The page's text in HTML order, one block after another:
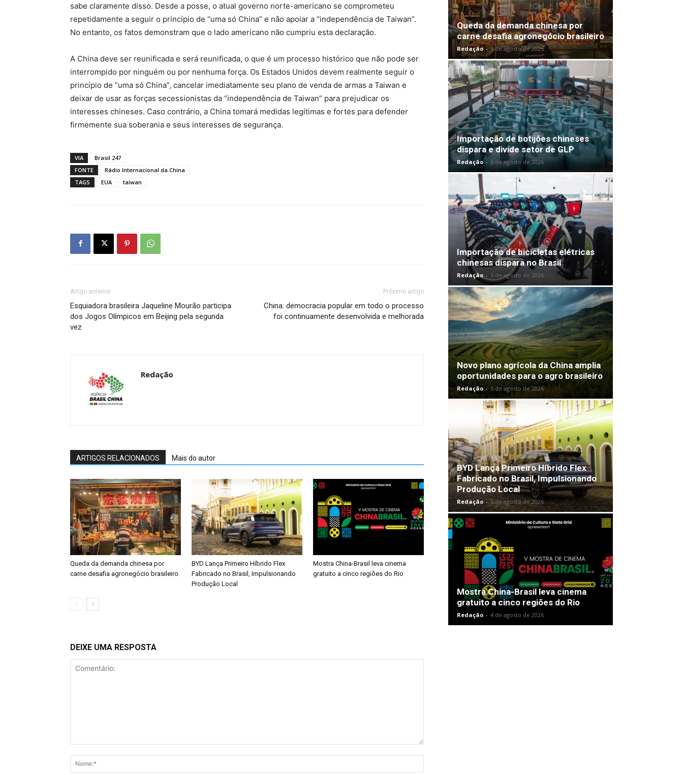
sabe claramente disso. Desde a posse, o atual governo norte-americano se comprometeu
repetidamente a seguir o princípio de “uma só China” e não apoiar a “independência de Taiwan”.
No entanto, os fatos demonstram que o lado americano não cumpriu esta declaração.
A China deve ser reunificada e será reunificada, o que é um processo histórico que não pode ser
interrompido por ninguém ou por nenhuma força. Os Estados Unidos devem realmente seguir o
princípio de “uma só China”, cancelar imediatamente seu plano de venda de armas a Taiwan e
deixar de usar as forças secessionistas da “independência de Taiwan” para prejudicar os
interesses chineses. Caso contrário, a China tomará medidas legítimas e fortes para defender
firmemente sua soberania e seus interesses de segurança.
VIA
Brasil 247
FONTE
Rádio Internacional da China
TAGS
EUA taiwan
Artigo anterior
Esquiadora brasileira Jaqueline Mourão participa
dos Jogos Olímpicos em Beijing pela segunda
vez
Próximo artigo
China: democracia popular em todo o processo
foi continuamente desenvolvida e melhorada
Redação
ARTIGOS RELACIONADOS Mais do autor
Queda da demanda chinesa por
carne desafia agronegócio brasileiro
BYD Lança Primeiro Híbrido Flex
Fabricado no Brasil, Impulsionando
Produção Local
Mostra China-Brasil leva cinema
gratuito a cinco regiões do Rio
DEIXE UMA RESPOSTA
Queda da demanda chinesa por
carne desafia agronegócio brasileiro
Redação - 6 de agosto de 2026
Importação de botijões chineses
dispara e divide setor de GLP
Redação - 6 de agosto de 2026
Importação de bicicletas elétricas
chinesas dispara no Brasil
Redação - 5 de agosto de 2026
Novo plano agrícola da China amplia
oportunidades para o agro brasileiro
Redação - 5 de agosto de 2026
BYD Lança Primeiro Híbrido Flex
Fabricado no Brasil, Impulsionando
Produção Local
Redação - 5 de agosto de 2026
Mostra China-Brasil leva cinema
gratuito a cinco regiões do Rio
Redação - 4 de agosto de 2026